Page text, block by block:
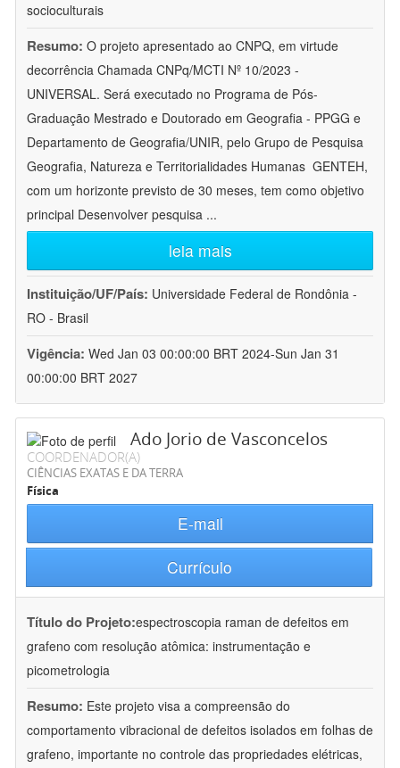
socioculturais
Resumo: O projeto apresentado ao CNPQ, em virtude
decorrência Chamada CNPq/MCTI Nº 10/2023 -
UNIVERSAL. Será executado no Programa de Pós-
Graduação Mestrado e Doutorado em Geografia - PPGG e
Departamento de Geografia/UNIR, pelo Grupo de Pesquisa
Geografia, Natureza e Territorialidades Humanas  GENTEH,
com um horizonte previsto de 30 meses, tem como objetivo
principal Desenvolver pesquisa ...
leia mais
Instituição/UF/País: Universidade Federal de Rondônia -
RO - Brasil
Vigência: Wed Jan 03 00:00:00 BRT 2024-Sun Jan 31
00:00:00 BRT 2027
Ado Jorio de Vasconcelos
COORDENADOR(A)
CIÊNCIAS EXATAS E DA TERRA
Física
E-mail
Currículo
Título do Projeto:espectroscopia raman de defeitos em
grafeno com resolução atômica: instrumentação e
picometrologia
Resumo: Este projeto visa a compreensão do
comportamento vibracional de defeitos isolados em folhas de
grafeno, importante no controle das propriedades elétricas,